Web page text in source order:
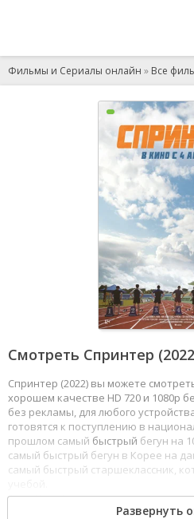
Фильмы и Сериалы онлайн » Все
Смотреть Спринтер
Спринтер (2022) вы можете
хорошем качестве HD 720 и 1080p
без рекламы, для любого
готовятся к поступлению в
прошлом самый быстрый бегун на
самый быстрый бегун в Корее на
самый быстрый старшеклассник,
12345 678
Развернуть